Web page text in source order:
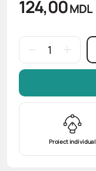
Proiect individual
124,00MDL